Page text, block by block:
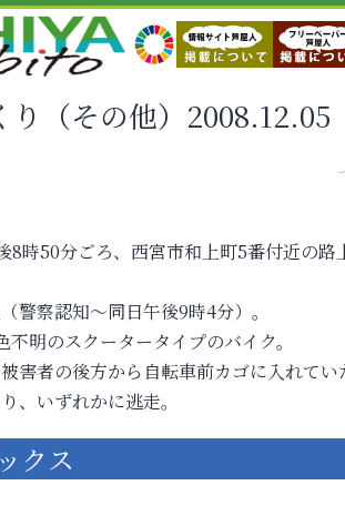
り（その他）2008.12.05
8時50分ごろ、西宮市和上町5番付近の路
警察認知～同日午後9時4分）。
明のスクータータイプのバイク。
害者の後方から自転車前カゴに入れてい
、いずれかに逃走。
クス